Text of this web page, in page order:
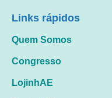
Links rápidos
Quem Somos
Congresso
LojinhAE